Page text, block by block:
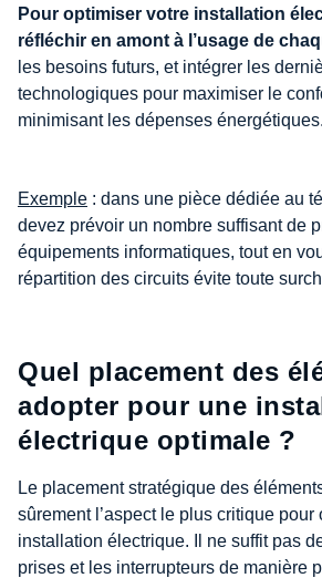
Pour optimiser votre installation
réfléchir en amont à l’usage de
les besoins futurs, et intégrer les
technologiques pour maximiser le
minimisant les dépenses énergétiques.
Exemple : dans une pièce dédiée au
devez prévoir un nombre suffisant de
équipements informatiques, tout en
répartition des circuits évite toute
Quel placement des
adopter pour une
électrique optimale ?
Le placement stratégique des
sûrement l’aspect le plus critique pour
installation électrique. Il ne suffit pas
prises et les interrupteurs de manière